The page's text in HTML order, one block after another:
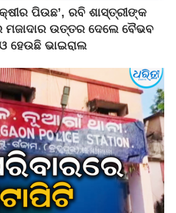
ପିଉଛ’, ରବି ଶାସ୍ତ୍ରୀଙ୍କ
ଉତ୍ତର ଦେଲେ ବୈଭବ
ହେଉଛି ଭାଇରାଲ